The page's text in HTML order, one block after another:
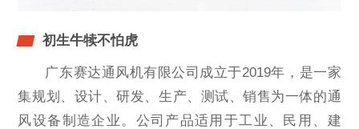
初生牛犊不怕虎
广东赛达通风机有限公司成立于2019年，是一家
集规划、设计、研发、生产、测试、销售为一体的通
风设备制造企业。公司产品适用于工业、民用、建